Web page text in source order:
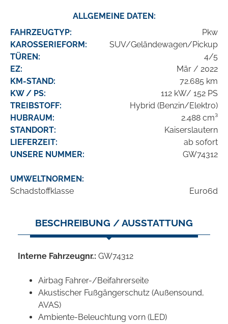
ALLGEMEINE DATEN:
FAHRZEUGTYP:
Pkw
KAROSSERIEFORM:
SUV/Geländewagen/Pickup
TÜREN:
4/5
EZ:
Mär / 2022
KM-STAND:
72.685 km
KW / PS:
112 kW/ 152 PS
TREIBSTOFF:
Hybrid (Benzin/Elektro)
HUBRAUM:
2.488 cm³
STANDORT:
Kaiserslautern
LIEFERZEIT:
ab sofort
UNSERE NUMMER:
GW74312
UMWELTNORMEN:
Schadstoffklasse
Euro6d
BESCHREIBUNG / AUSSTATTUNG
Interne Fahrzeugnr.: GW74312
Airbag Fahrer-/Beifahrerseite
Akustischer Fußgängerschutz (Außensound,
AVAS)
Ambiente-Beleuchtung vorn (LED)